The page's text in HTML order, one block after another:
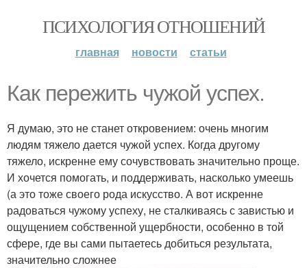
ПСИХОЛОГИЯ ОТНОШЕНИЙ
главная новости статьи
Как пережить чужой успех.
Я думаю, это не станет откровением: очень многим
людям тяжело дается чужой успех. Когда другому
тяжело, искренне ему сочувствовать значительно проще.
И хочется помогать, и поддерживать, насколько умеешь
(а это тоже своего рода искусство. А вот искренне
радоваться чужому успеху, не сталкиваясь с завистью и
ощущением собственной ущербности, особенно в той
сфере, где вы сами пытаетесь добиться результата,
значительно сложнее